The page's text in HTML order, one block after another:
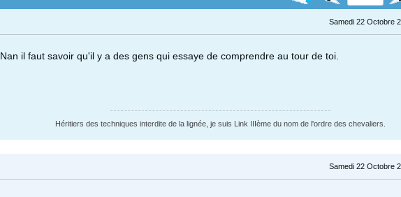
Samedi 22 Octobre
Nan il faut savoir qu'il y a des gens qui essaye de comprendre au tour de toi.
Héritiers des techniques interdite de la lignée, je suis Link IIIème du nom de l'ordre des chevaliers.
Samedi 22 Octobre